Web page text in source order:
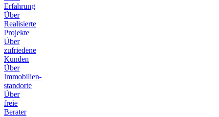
Erfahrung
Über
Realisierte
Projekte
Über
zufriedene
Kunden
Über
Immobilien-
standorte
Über
freie
Berater